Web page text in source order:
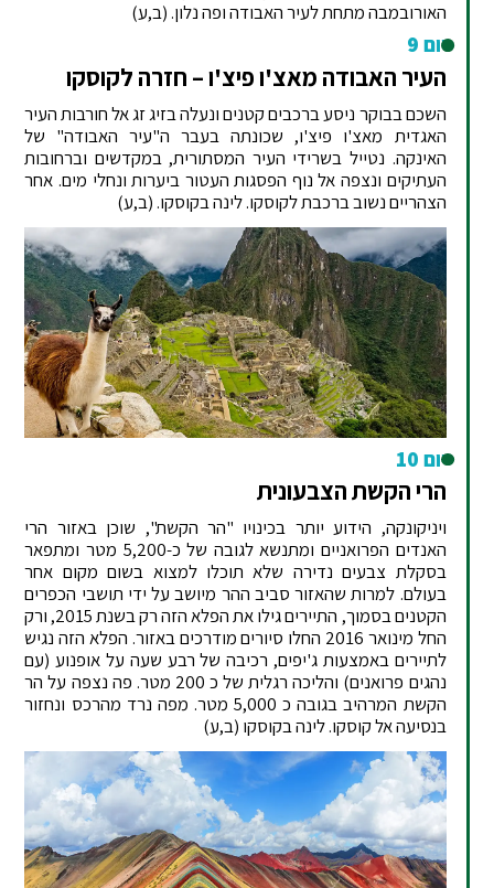
האורובמבה מתחת לעיר האבודה ופה נלון. (ב,ע)
יום 9
העיר האבודה מאצ'ו פיצ'ו – חזרה לקוסקו
השכם בבוקר ניסע ברכבים קטנים ונעלה בזיג זג אל חורבות העיר
האגדית מאצ'ו פיצ'ו, שכונתה בעבר ה"עיר האבודה" של
האינקה. נטייל בשרידי העיר המסתורית, במקדשים וברחובות
העתיקים ונצפה אל נוף הפסגות העטור ביערות ונחלי מים. אחר
הצהריים נשוב ברכבת לקוסקו. לינה בקוסקו. (ב,ע)
יום 10
הרי הקשת הצבעונית
ויניקונקה, הידוע יותר בכינויו "הר הקשת", שוכן באזור הרי
האנדים הפרואניים ומתנשא לגובה של כ-5,200 מטר ומתפאר
בסקלת צבעים נדירה שלא תוכלו למצוא בשום מקום אחר
בעולם. למרות שהאזור סביב ההר מיושב על ידי תושבי הכפרים
הקטנים בסמוך, התיירים גילו את הפלא הזה רק בשנת 2015, ורק
החל מינואר 2016 החלו סיורים מודרכים באזור. הפלא הזה נגיש
לתיירים באמצעות ג'יפים, רכיבה של רבע שעה על אופנוע (עם
נהגים פרואנים) והליכה רגלית של כ 200 מטר. פה נצפה על הר
הקשת המרהיב בגובה כ 5,000 מטר. מפה נרד מהרכס ונחזור
בנסיעה אל קוסקו. לינה בקוסקו (ב,ע)